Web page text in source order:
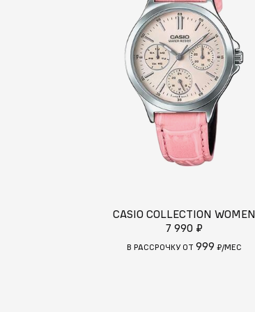
CASIO COLLECTION WOMEN
7 990 ₽
В РАССРОЧКУ ОТ 999 ₽/МЕС